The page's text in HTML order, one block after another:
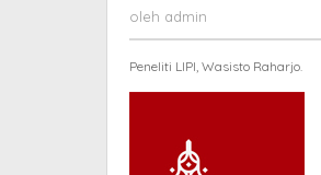
oleh admin
Peneliti LIPI, Wasisto Raharjo.